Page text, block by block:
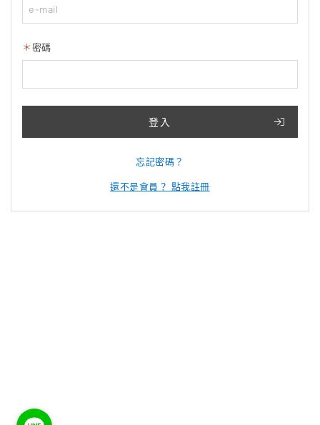
密碼
登入
忘記密碼？
還不是會員？ 點我註冊